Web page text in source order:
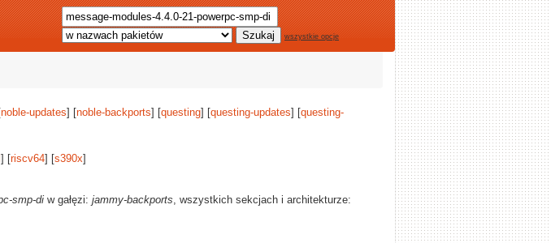
wszystkie opcje
noble-updates] [noble-backports] [questing] [questing-updates] [questing-
] [riscv64] [s390x]
smp-di w gałęzi: jammy-backports, wszystkich sekcjach i architekturze: